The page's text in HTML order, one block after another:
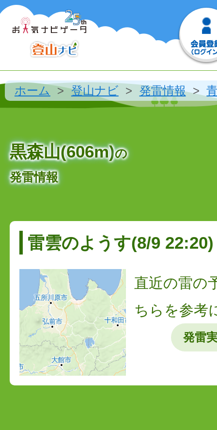
ホーム 登山ナビ 発雷情報
黒森山(606m)の
発雷情報
雷雲のようす(8/9 22:20)
直近の雷の
ちらを参考
発雷